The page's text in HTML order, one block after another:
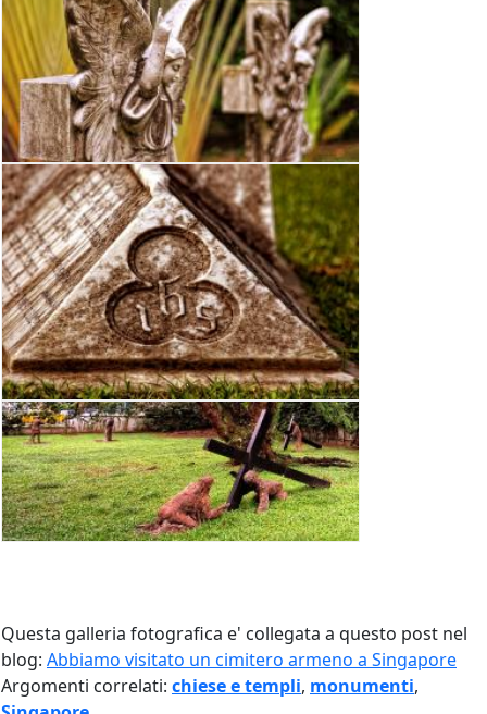
Questa galleria fotografica e' collegata a questo post nel
blog: Abbiamo visitato un cimitero armeno a Singapore
Argomenti correlati: chiese e templi, monumenti,